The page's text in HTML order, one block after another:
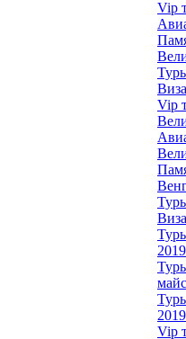
Vip
Vip
2019
2019
Vip